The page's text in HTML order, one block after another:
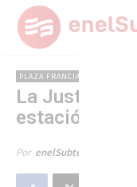
PLAZA FRANCIA
La Justicia
estación
Por enelSubte